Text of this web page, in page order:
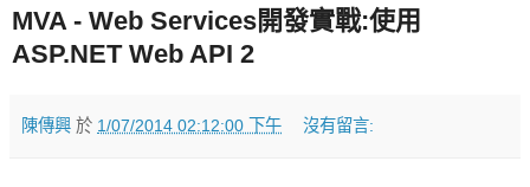
MVA - Web Services開發實戰:使用
ASP.NET Web API 2
陳傳興 於 1/07/2014 02:12:00 下午 沒有留言: